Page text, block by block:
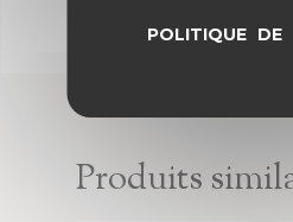
Produits
POLITIQUE DE